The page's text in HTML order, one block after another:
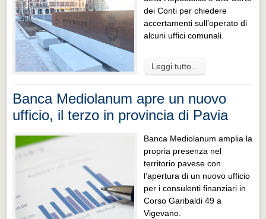
dei Conti per chiedere
accertamenti sull’operato di
alcuni uffici comunali.
Leggi tutto...
Banca Mediolanum apre un nuovo
ufficio, il terzo in provincia di Pavia
Banca Mediolanum amplia la
propria presenza nel
territorio pavese con
l’apertura di un nuovo ufficio
per i consulenti finanziari in
Corso Garibaldi 49 a
Vigevano.